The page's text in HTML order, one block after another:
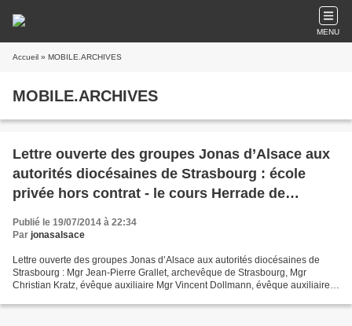
MENU
Accueil » MOBILE.ARCHIVES
MOBILE.ARCHIVES
Lettre ouverte des groupes Jonas d’Alsace aux
autorités diocésaines de Strasbourg : école
privée hors contrat - le cours Herrade de
Landsberg
Publié le 19/07/2014 à 22:34
Par jonasalsace
Lettre ouverte des groupes Jonas d’Alsace aux autorités diocésaines de
Strasbourg : Mgr Jean-Pierre Grallet, archevêque de Strasbourg, Mgr
Christian Kratz, évêque auxiliaire Mgr Vincent Dollmann, évêque auxiliaire